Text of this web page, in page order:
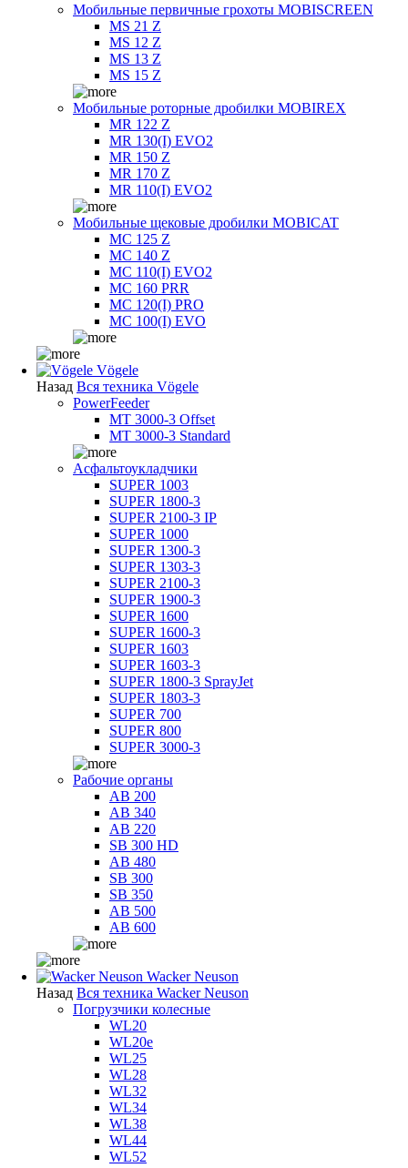
Мобильные первичные грохоты MOBISCREEN
MS 21 Z
MS 12 Z
MS 13 Z
MS 15 Z
Мобильные роторные дробилки MOBIREX
MR 122 Z
MR 130(I) EVO2
MR 150 Z
MR 170 Z
MR 110(I) EVO2
Мобильные щековые дробилки MOBICAT
MC 125 Z
MC 140 Z
MC 110(I) EVO2
MC 160 PRR
MC 120(I) PRO
MC 100(I) EVO
Vögele
Назад Вся техника Vögele
PowerFeeder
MT 3000-3 Offset
MT 3000-3 Standard
Асфальтоукладчики
SUPER 1003
SUPER 1800-3
SUPER 2100-3 IP
SUPER 1000
SUPER 1300-3
SUPER 1303-3
SUPER 2100-3
SUPER 1900-3
SUPER 1600
SUPER 1600-3
SUPER 1603
SUPER 1603-3
SUPER 1800-3 SprayJet
SUPER 1803-3
SUPER 700
SUPER 800
SUPER 3000-3
Рабочие органы
AB 200
AB 340
AB 220
SB 300 HD
AB 480
SB 300
SB 350
AB 500
AB 600
Wacker Neuson
Назад Вся техника Wacker Neuson
Погрузчики колесные
WL20
WL20e
WL25
WL28
WL32
WL34
WL38
WL44
WL52